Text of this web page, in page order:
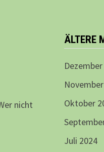
nicht
ÄLTERE
Oktober
Juli 2024